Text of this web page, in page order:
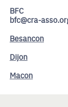
BFC
bfc@cra-
Besancon
Dijon
Macon